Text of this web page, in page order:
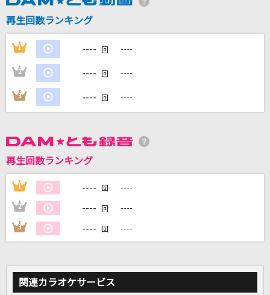
チェリー
スピッツ
DAMの新曲・ランキングなど
カラオケ最新情報をチェック！
カラオケをもっと楽しもう！
家族や友達と一緒に！練習にも！
再生回数ランキング
1 ---- 回 ----
2 ---- 回 ----
3 ---- 回 ----
再生回数ランキング
1 ---- 回 ----
2 ---- 回 ----
3 ---- 回 ----
関連カラオケサービス